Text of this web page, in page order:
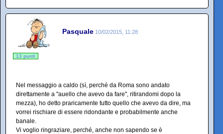
Pasquale 10/02/2015, 11:28
13 punti
Nel messaggio a caldo (sì, perché da Roma sono andato
direttamente a "auello che avevo da fare", ritirandomi dopo la
mezza), ho detto praricamente tutto quello che avevo da dire, ma
vorrei rischiare di essere ridondante e probabilmente anche
banale.
Vi voglio ringraziare, perché, anche non sapendo se è